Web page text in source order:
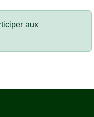
aux